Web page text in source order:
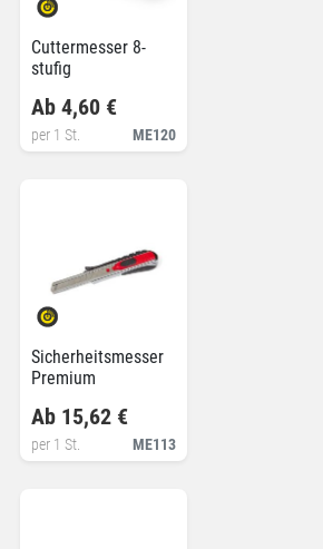
Cuttermesser 8-
stufig
ME120
Ab 4,60 €
per 1 St.
Sicherheitsmesser
Premium
ME113
Ab 15,62 €
per 1 St.